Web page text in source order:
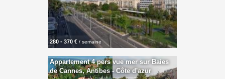
280 - 370 € / semaine
Appartement 4 pers vue mer sur Baies
de Cannes, Antibes - Côte d'azur